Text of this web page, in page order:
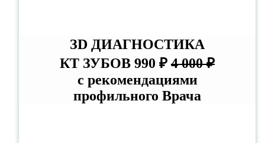
ЗD ДИАГНОСТИКА
КТ ЗУБОВ 990 ₽ 4 000 ₽
с рекомендациями
профильного Врача